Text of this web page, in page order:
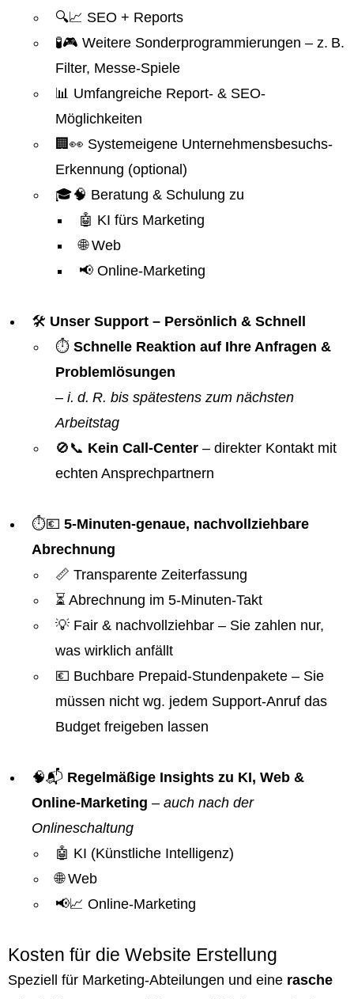
🔍📈 SEO + Reports
🧪🎮 Weitere Sonderprogrammierungen – z. B.
Filter, Messe-Spiele
📊 Umfangreiche Report- & SEO-
Möglichkeiten
🏢👀 Systemeigene Unternehmensbesuchs-
Erkennung (optional)
🎓🧠 Beratung & Schulung zu
🤖 KI fürs Marketing
🌐 Web
📢 Online-Marketing
🛠️ Unser Support – Persönlich & Schnell
⏱️ Schnelle Reaktion auf Ihre Anfragen &
Problemlösungen
– i. d. R. bis spätestens zum nächsten
Arbeitstag
🚫📞 Kein Call-Center – direkter Kontakt mit
echten Ansprechpartnern
⏱️💶 5-Minuten-genaue, nachvollziehbare
Abrechnung
📏 Transparente Zeiterfassung
⏳ Abrechnung im 5-Minuten-Takt
💡 Fair & nachvollziehbar – Sie zahlen nur,
was wirklich anfällt
💶 Buchbare Prepaid-Stundenpakete – Sie
müssen nicht wg. jedem Support-Anruf das
Budget freigeben lassen
🧠📬 Regelmäßige Insights zu KI, Web &
Online-Marketing – auch nach der
Onlineschaltung
🤖 KI (Künstliche Intelligenz)
🌐 Web
📢📈 Online-Marketing
Kosten für die Website Erstellung
Speziell für Marketing-Abteilungen und eine rasche